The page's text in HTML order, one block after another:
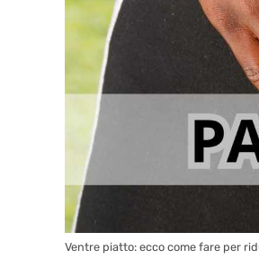
Ventre piatto: ecco come fare per